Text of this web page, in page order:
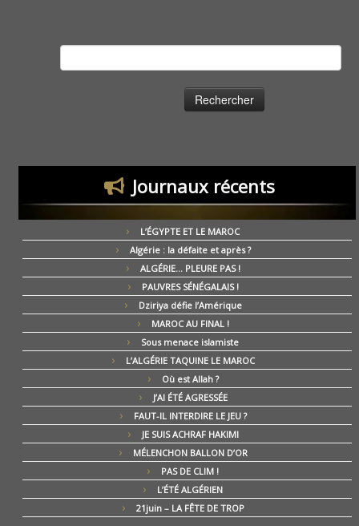
Journaux récents
L’ÉGYPTE ET LE MAROC
Algérie : la défaite et après ?
ALGÉRIE… PLEURE PAS !
PAUVRES SÉNÉGALAIS !
Dziriya défie l’Amérique
MAROC AU FINAL !
Sous menace islamiste
L’ALGÉRIE TAQUINE LE MAROC
Où est Allah ?
J’AI ÉTÉ AGRESSÉE
FAUT-IL INTERDIRE LE JEU ?
JE SUIS ACHRAF HAKIMI
MÉLENCHON BALLON D’OR
PAS DE CLIM !
L’ÉTÉ ALGÉRIEN
21juin – LA FÊTE DE TROP